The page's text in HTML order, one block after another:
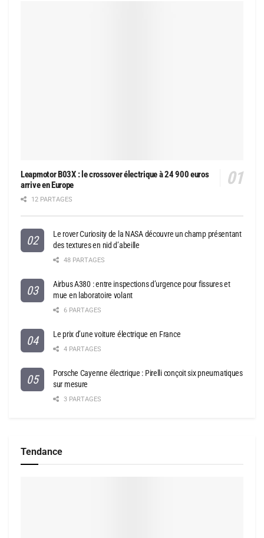
Leapmotor B03X : le crossover électrique à 24 900 euros
arrive en Europe
12 PARTAGES
Le rover Curiosity de la NASA découvre un champ présentant
des textures en nid d’abeille
48 PARTAGES
Airbus A380 : entre inspections d’urgence pour fissures et
mue en laboratoire volant
6 PARTAGES
Le prix d’une voiture électrique en France
4 PARTAGES
Porsche Cayenne électrique : Pirelli conçoit six pneumatiques
sur mesure
3 PARTAGES
Tendance